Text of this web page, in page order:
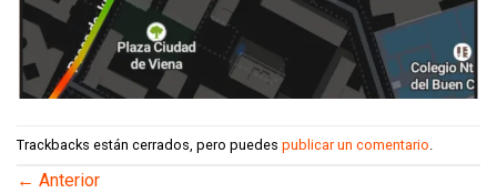
Trackbacks están cerrados, pero puedespublicar un comentario.
← Anterior